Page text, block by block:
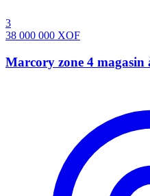
3
38 000 000 XOF
Marcory zone 4 magasin